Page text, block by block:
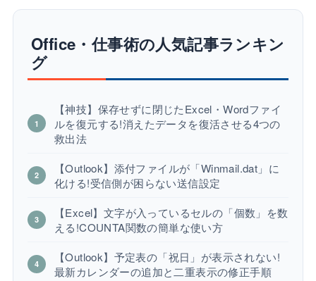
Office・仕事術の人気記事ランキン
グ
【神技】保存せずに閉じたExcel・Wordファイ
ルを復元する!消えたデータを復活させる4つの
救出法
【Outlook】添付ファイルが「Winmail.dat」に
化ける!受信側が困らない送信設定
【Excel】文字が入っているセルの「個数」を数
える!COUNTA関数の簡単な使い方
【Outlook】予定表の「祝日」が表示されない!
最新カレンダーの追加と二重表示の修正手順